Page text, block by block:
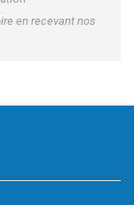
en recevant nos